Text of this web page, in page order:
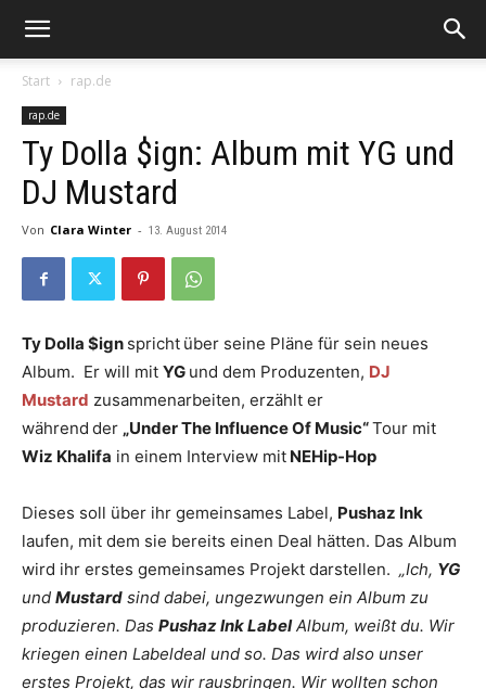
Start rap.de
rap.de
Ty Dolla $ign: Album mit YG und
DJ Mustard
Von Clara Winter - 13. August 2014
Ty Dolla $ign spricht über seine Pläne für sein neues
Album. Er will mit YG und dem Produzenten, DJ
Mustard zusammenarbeiten, erzählt er
während der „Under The Influence Of Music“Tour mit
Wiz Khalifa in einem Interview mit NEHip-Hop
Dieses soll über ihr gemeinsames Label, Pushaz Ink
laufen, mit dem sie bereits einen Deal hätten. Das Album
wird ihr erstes gemeinsames Projekt darstellen. „Ich, YG
und Mustard sind dabei, ungezwungen ein Album zu
produzieren. Das Pushaz Ink LabelAlbum, weißt du. Wir
kriegen einen Labeldeal und so. Das wird also unser
erstes Projekt, das wir rausbringen. Wir wollten schon